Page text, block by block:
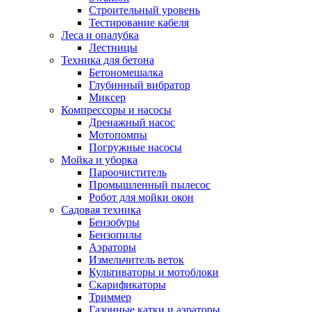
Строительный уровень
Тестирование кабеля
Леса и опалубка
Лестницы
Техника для бетона
Бетономешалка
Глубинный вибратор
Миксер
Компрессоры и насосы
Дренажный насос
Мотопомпы
Погружные насосы
Мойка и уборка
Пароочиститель
Промышленный пылесос
Робот для мойки окон
Садовая техника
Бензобуры
Бензопилы
Аэраторы
Измельчитель веток
Культиваторы и мотоблоки
Скарификаторы
Триммер
Газонные катки и аэраторы